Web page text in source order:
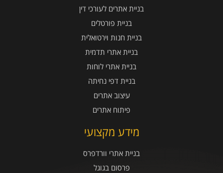
בניית אתרים לעורכי דין
בניית פורטלים
בניית חנות וירטואלית
בניית אתרי תדמית
בניית אתרי לוחות
בניית דפי נחיתה
עיצוב אתרים
פיתוח אתרים
מידע מקצועי
בניית אתרי וורדפרס
פרסום בגוגל